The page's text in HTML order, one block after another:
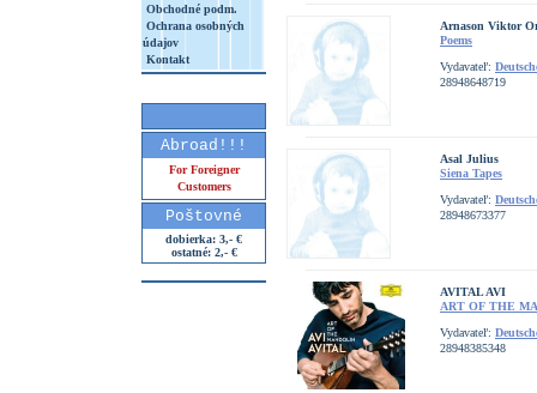
Obchodné podm.
Ochrana osobných
údajov
Kontakt
Abroad!!!
For Foreigner
Customers
Poštovné
dobierka: 3,- €
ostatné: 2,- €
Arnason Viktor
Poems
Vydavateľ:
28948648719
Asal Julius
Siena Tapes
Vydavateľ:
28948673377
AVITAL AVI
ART OF THE
Vydavateľ:
28948385348